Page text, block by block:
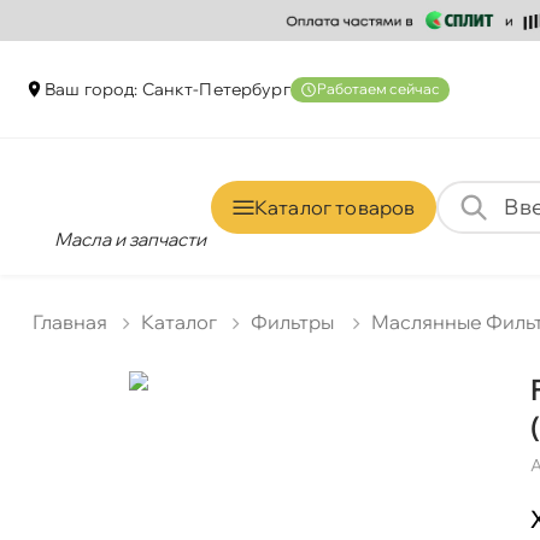
аш город: Санкт-Петербур Работаем сейчас
Масла и запчасти
Каталог товаро
Главная Катало Фильтры Маслянные